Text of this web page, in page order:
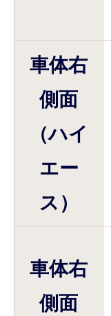
車体右
側面
（ハイ
エー
ス）
車体右
側面